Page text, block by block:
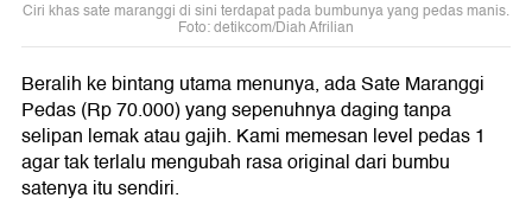
Ciri khas sate maranggi di sini terdapat pada bumbunya yang pedas manis.
Foto: detikcom/Diah Afrilian
Beralih ke bintang utama menunya, ada Sate Maranggi
Pedas (Rp 70.000) yang sepenuhnya daging tanpa
selipan lemak atau gajih. Kami memesan level pedas 1
agar tak terlalu mengubah rasa original dari bumbu
satenya itu sendiri.